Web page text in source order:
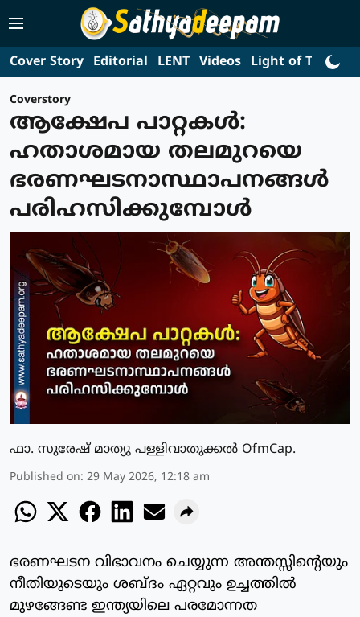
Cover Story Editorial LENT Videos Light of Truth
Coverstory
ആക്ഷേപ പാറ്റകൾ:
ഹതാശമായ തലമുറയെ
ഭരണഘടനാസ്ഥാപനങ്ങൾ
പരിഹസിക്കുമ്പോൾ
ഫാ. സുരേഷ് മാത്യു പള്ളിവാതുക്കല്‍ OfmCap.
Published on: 29 May 2026, 12:18 am
ഭരണഘടന വിഭാവനം ചെയ്യുന്ന അന്തസ്സിന്റെയും
നീതിയുടെയും ശബ്ദം ഏറ്റവും ഉച്ചത്തിൽ
മുഴങ്ങേണ്ട ഇന്ത്യയിലെ പരമോന്നത